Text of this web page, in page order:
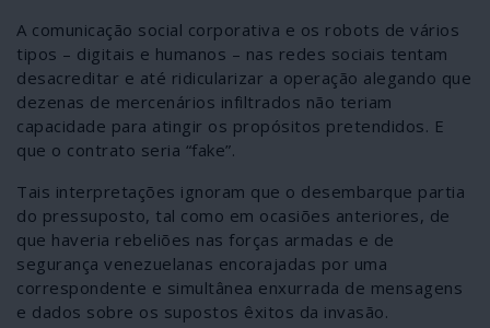
A comunicação social corporativa e os robots de vários
tipos – digitais e humanos – nas redes sociais tentam
desacreditar e até ridicularizar a operação alegando que
dezenas de mercenários infiltrados não teriam
capacidade para atingir os propósitos pretendidos. E
que o contrato seria “fake”.
Tais interpretações ignoram que o desembarque partia
do pressuposto, tal como em ocasiões anteriores, de
que haveria rebeliões nas forças armadas e de
segurança venezuelanas encorajadas por uma
correspondente e simultânea enxurrada de mensagens
e dados sobre os supostos êxitos da invasão.